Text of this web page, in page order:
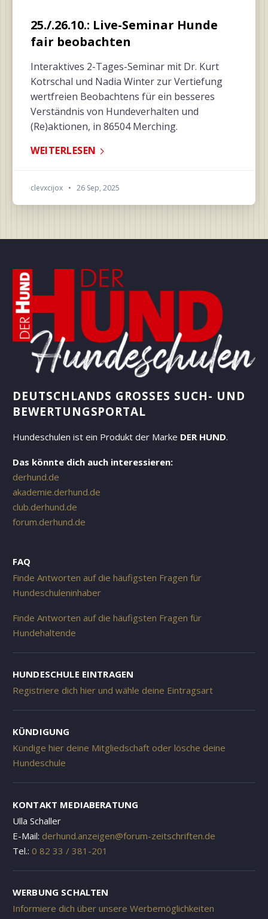
25./.26.10.: Live-Seminar Hunde
fair beobachten
Interaktives 2-Tages-Seminar mit Dr. Kurt
Kotrschal und Nadia Winter zur Vertiefung
wertfreien Beobachtens für ein besseres
Verständnis von Hundeverhalten und
(Re)aktionen, in 86504 Merching.
WEITERLESEN
clevxcijox • 26 Sep, 2025
DEUTSCHLANDS GROSSES SUCH- UND B
EWERTUNGSPORTAL
Hundeschulen ist ein Produkt der Marke DER HUND.
Das könnte dich auch interessieren:
derhund.de
akademie.derhund.de
club.derhund.de
forum.derhund.de
FAQ
Finde Antworten auf die häufigsten Fragen für
Hundeschuleninhaber
Finde Antworten auf die häufigsten Fragen für
Hundehaltende
HUNDESCHULE EINTRAGEN
Registriere dich hier und wähle deine Eintragsart
KÜNDIGUNG
Kündige hier deine Mitgliedschaft oder lösche deine
Hundeschule
KONTAKT MEDIABERATUNG
Ulla Schaller
E-Mail: derhund.anzeigen@forum-zeitschriften.de
Tel.: 0 82 33 / 381-201
WERBUNG SCHALTEN
Informiere dich über unsere Werbemöglichkeiten